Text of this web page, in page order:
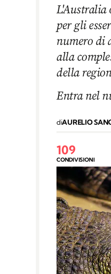
L'Australia
per gli
numero di
alla
della
Entra nel
diAURELIO
109
CONDIVISIONI